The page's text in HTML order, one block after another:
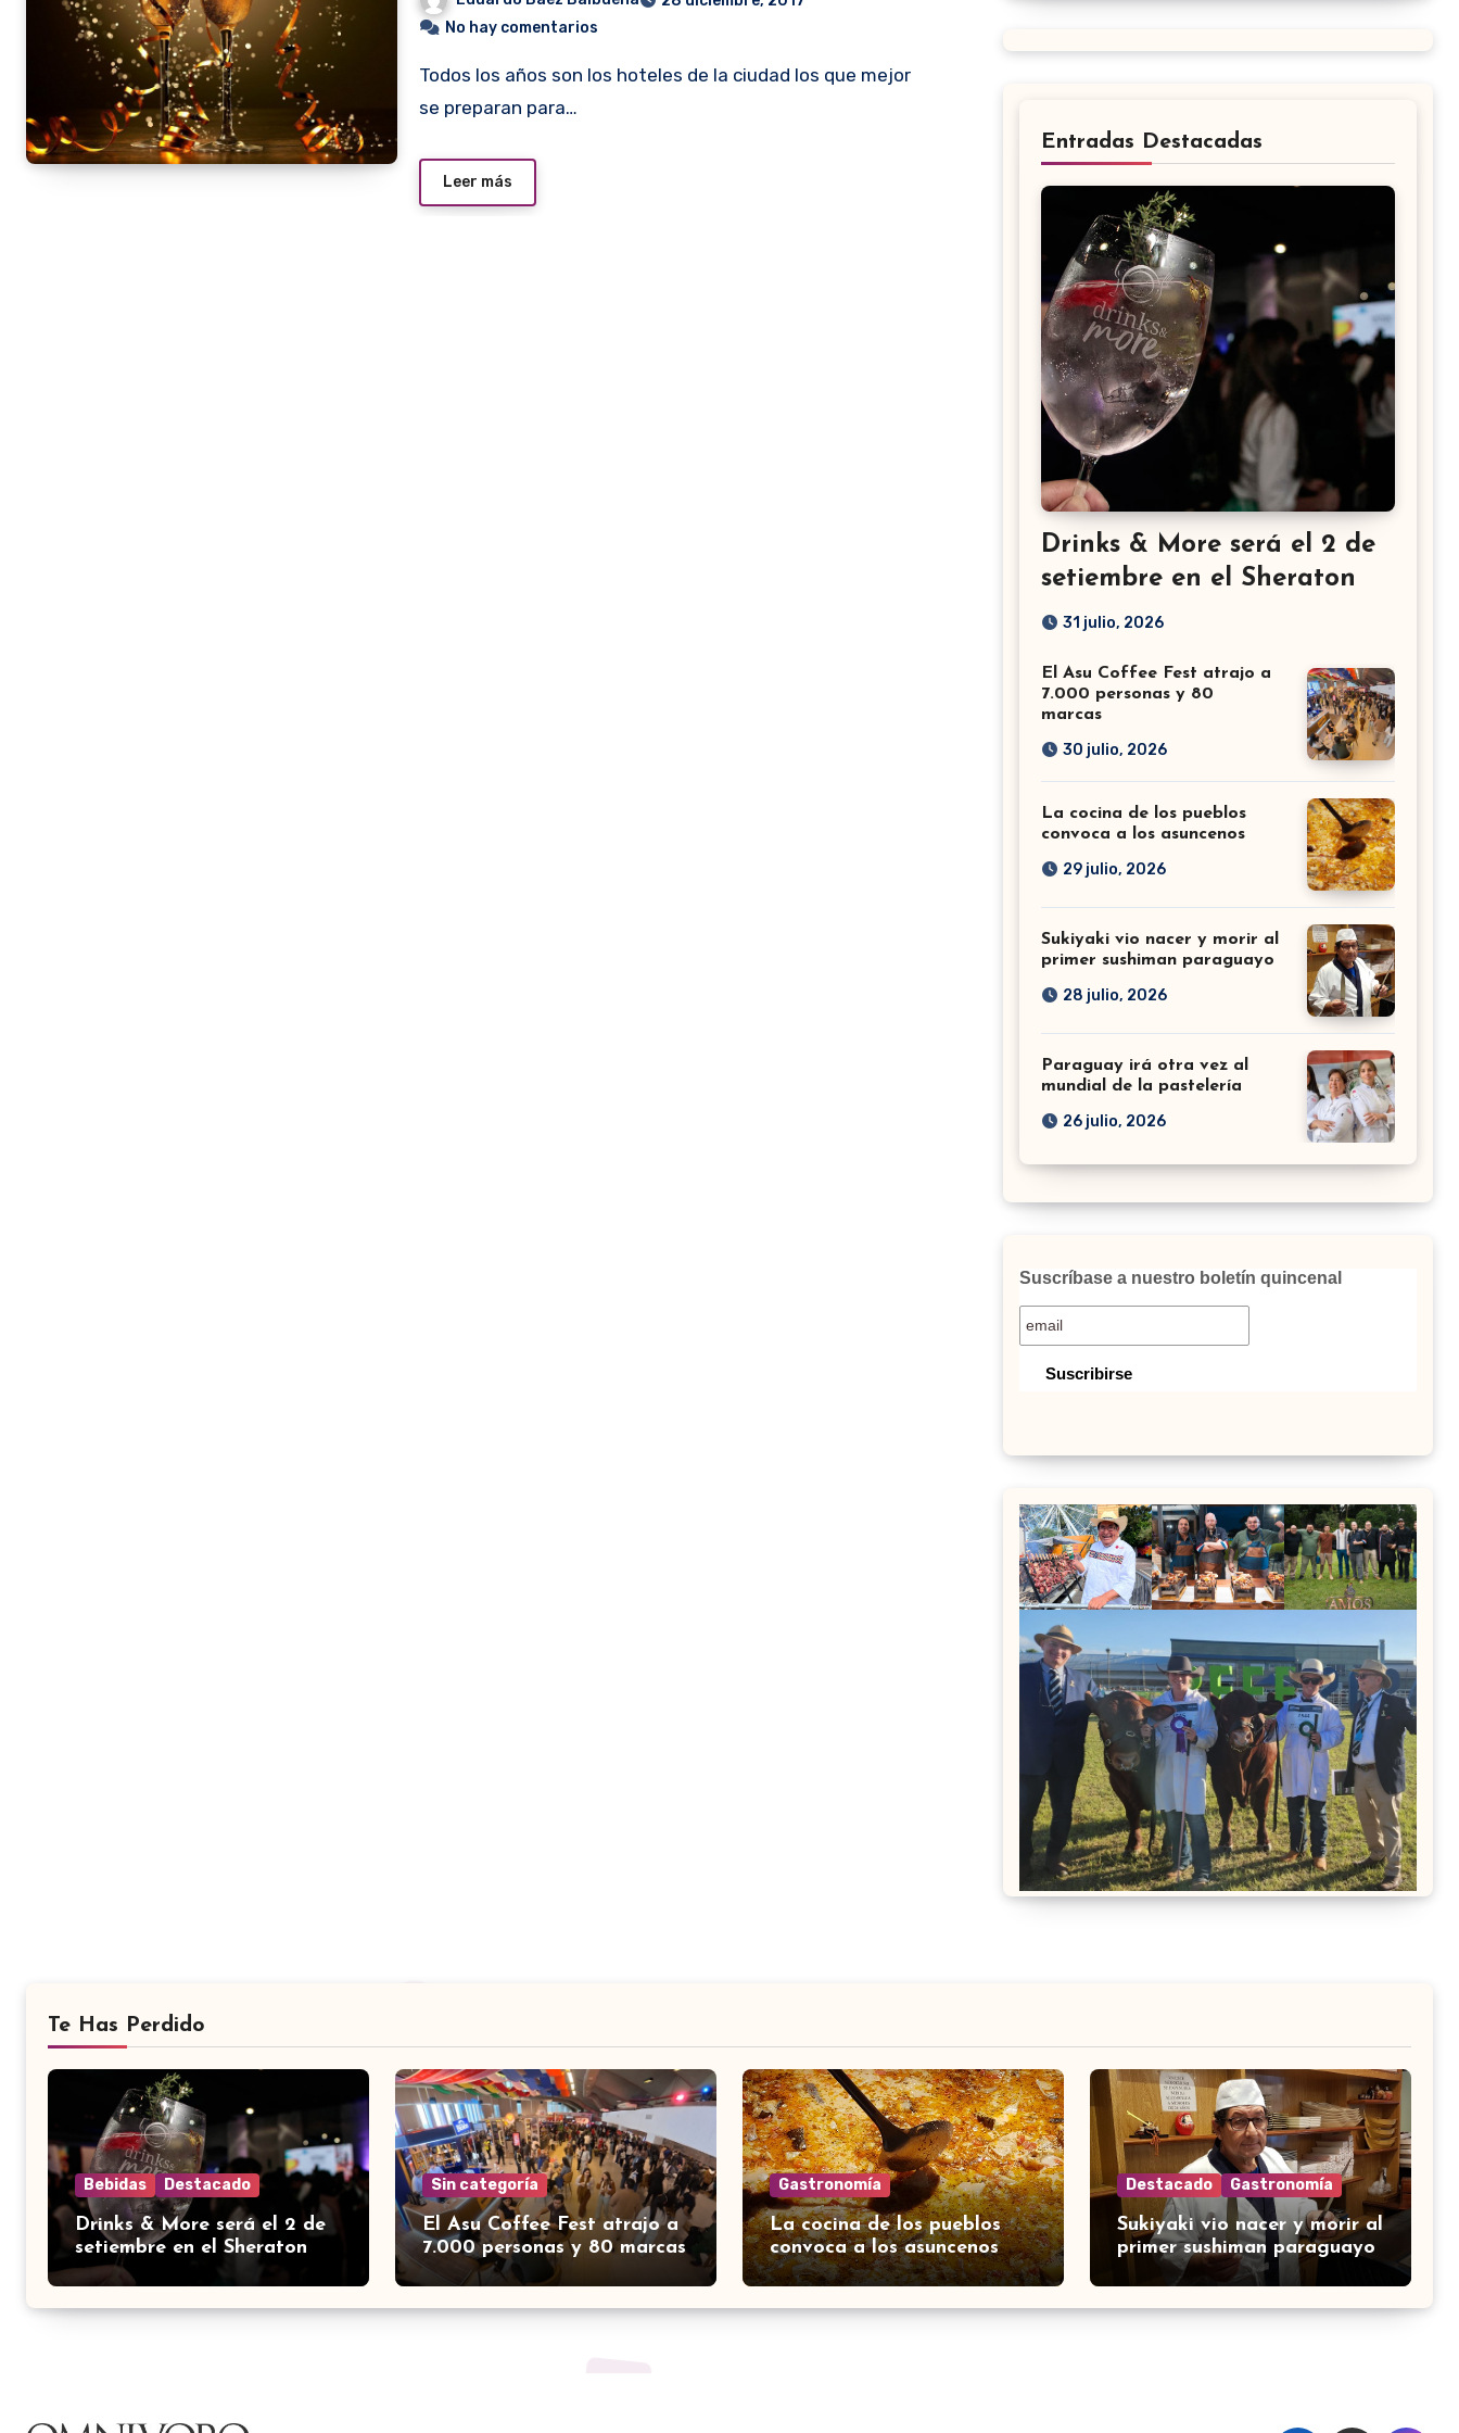
No hay comentarios
Todos los años son los hoteles de la ciudad los que mejor
se preparan para…
Leer más
Entradas Destacadas
Drinks & More será el 2 de
setiembre en el Sheraton
31 julio, 2026
El Asu Coffee Fest atrajo a
7.000 personas y 80
marcas
30 julio, 2026
La cocina de los pueblos
convoca a los asuncenos
29 julio, 2026
Sukiyaki vio nacer y morir al
primer sushiman paraguayo
28 julio, 2026
Paraguay irá otra vez al
mundial de la pastelería
26 julio, 2026
Suscríbase a nuestro boletín quincenal
Te Has Perdido
Bebidas Destacado
Drinks & More será el 2 de
setiembre en el Sheraton
Sin categoría
El Asu Coffee Fest atrajo a
7.000 personas y 80 marcas
Gastronomía
La cocina de los pueblos
convoca a los asuncenos
Destacado Gastronomía
Sukiyaki vio nacer y morir al
primer sushiman paraguayo